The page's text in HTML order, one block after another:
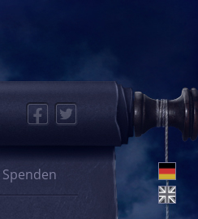
Facebook
Twitter
Spenden